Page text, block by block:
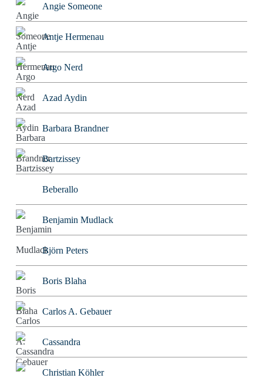
Angie Someone
Antje Hermenau
Argo Nerd
Azad Aydin
Barbara Brandner
Bartzissey
Beberallo
Benjamin Mudlack
Björn Peters
Boris Blaha
Carlos A. Gebauer
Cassandra
Christian Köhler